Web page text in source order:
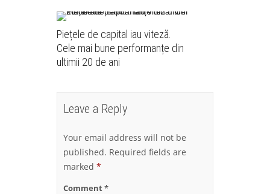
Piețele de capital iau viteză.
Cele mai bune performanțe din
ultimii 20 de ani
Leave a Reply
Your email address will not be
published. Required fields are
marked *
Comment*